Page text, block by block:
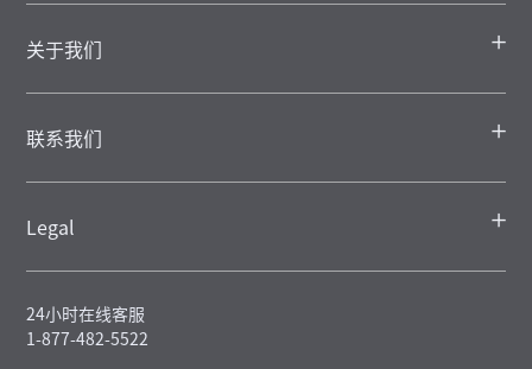
关于我们
联系我们
Legal
24小时在线客服
1-877-482-5522